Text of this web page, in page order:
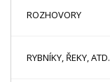
ROZHOVORY
RYBNÍKY, ŘEKY, ATD.